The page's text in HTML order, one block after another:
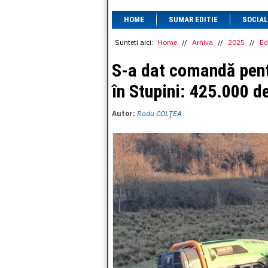
HOME SUMAR EDITIE SOCIAL
Sunteti aici: Home // Arhiva // 2025 //
S-a dat comandă
în Stupini: 425.000
Autor: Radu COLŢEA